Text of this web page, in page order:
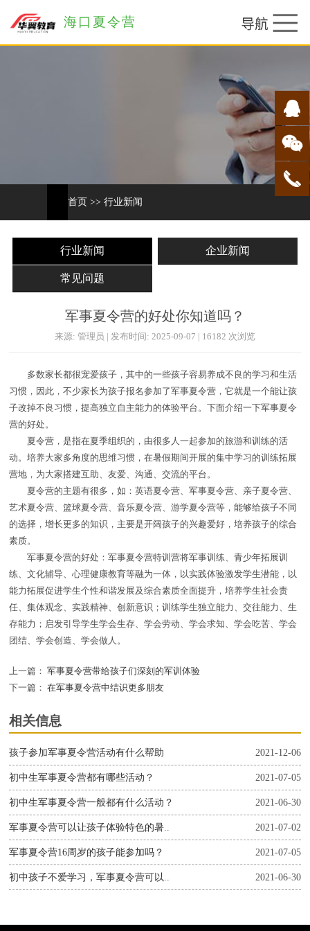
海口夏令营
首页 >> 行业新闻
行业新闻 企业新闻
常见问题
军事夏令营的好处你知道吗？
来源: 管理员 | 发布时间: 2025-09-07 | 16182 次浏览
多数家长都很宠爱孩子，其中的一些孩子容易养成不良的学习和生活
习惯，因此，不少家长为孩子报名参加了军事夏令营，它就是一个能让孩
子改掉不良习惯，提高独立自主能力的体验平台。下面介绍一下军事夏令
营的好处。
夏令营，是指在夏季组织的，由很多人一起参加的旅游和训练的活
动。培养大家多角度的思维习惯，在暑假期间开展的集中学习的训练拓展
营地，为大家搭建互助、友爱、沟通、交流的平台。
夏令营的主题有很多，如：英语夏令营、军事夏令营、亲子夏令营、
艺术夏令营、篮球夏令营、音乐夏令营、游学夏令营等，能够给孩子不同
的选择，增长更多的知识，主要是开阔孩子的兴趣爱好，培养孩子的综合
素质。
军事夏令营的好处：军事夏令营特训营将军事训练、青少年拓展训
练、文化辅导、心理健康教育等融为一体，以实践体验激发学生潜能，以
能力拓展促进学生个性和谐发展及综合素质全面提升，培养学生社会责
任、集体观念、实践精神、创新意识；训练学生独立能力、交往能力、生
存能力；启发引导学生学会生存、学会劳动、学会求知、学会吃苦、学会
团结、学会创造、学会做人。
上一篇： 军事夏令营带给孩子们深刻的军训体验
下一篇： 在军事夏令营中结识更多朋友
相关信息
2021-12-06
孩子参加军事夏令营活动有什么帮助
2021-07-05
初中生军事夏令营都有哪些活动？
2021-06-30
初中生军事夏令营一般都有什么活动？
2021-07-02
军事夏令营可以让孩子体验特色的暑..
2021-07-05
军事夏令营16周岁的孩子能参加吗？
2021-06-30
初中孩子不爱学习，军事夏令营可以..